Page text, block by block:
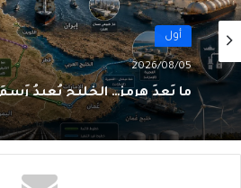
أول
2026/08/05
ما بَعدَ هرمز… الخليج يُعيدُ